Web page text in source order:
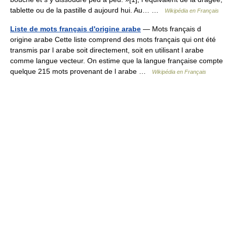
tablette ou de la pastille d aujourd hui. Au… …
Wikipédia en Français
Liste de mots français d'origine arabe — Mots français d
origine arabe Cette liste comprend des mots français qui ont été
transmis par l arabe soit directement, soit en utilisant l arabe
comme langue vecteur. On estime que la langue française compte
quelque 215 mots provenant de l arabe …
Wikipédia en Français